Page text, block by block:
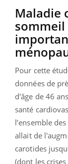
Maladie
Pour cette
données de
d'âge de 46
santé
l’ensemble
allait de
carotides
(dont les